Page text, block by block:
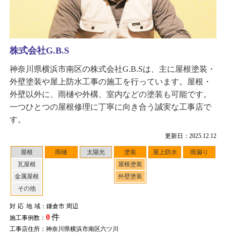
更新日：2025.12.12
屋根
瓦屋根
金属屋根
その他
雨樋 太陽光
塗装
屋根塗装
外壁塗装
屋上防水 雨漏り
対応地域：鎌倉市 周辺
施工事例数： 0件
工事店住所：神奈川県横浜市南区六ツ川
株式会社G.B.S
神奈川県横浜市南区の株式会社G.B.Sは、主に屋根塗装・
外壁塗装や屋上防水工事の施工を行っています。屋根・
外壁以外に、雨樋や外構、室内などの塗装も可能です。
一つひとつの屋根修理に丁寧に向き合う誠実な工事店で
す。